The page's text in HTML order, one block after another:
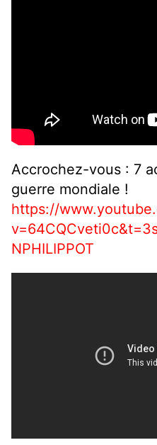
Accrochez-vous : 7
guerre mondiale !
https://
NPHILIPPOT